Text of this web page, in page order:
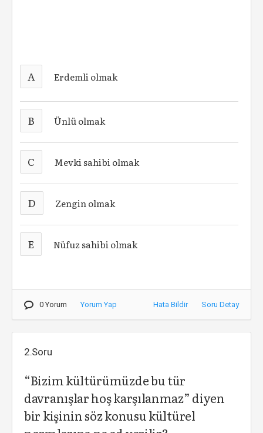
A Erdemli olmak
B Ünlü olmak
C Mevki sahibi olmak
D Zengin olmak
E Nüfuz sahibi olmak
0 Yorum Yorum Yap Hata Bildir Soru Detay
2.Soru
“Bizim kültürümüzde bu tür
davranışlar hoş karşılanmaz” diyen
bir kişinin söz konusu kültürel